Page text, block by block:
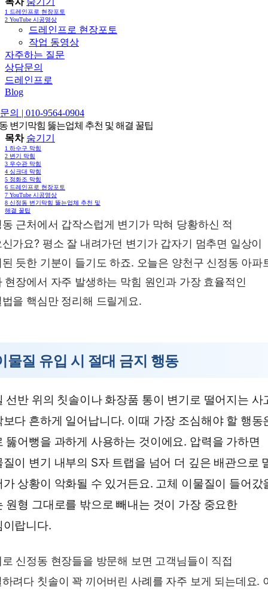
1 드레인프로 현장포토
2 YouTube 시공영상
드레인프로 현장포토
작업 동영상
자주하는 질문
상담문의
드레인프로
Blog
의 | 010-9564-0904
변기막힘 뚫는업체 추천 및 해결 꿀팁
목차 숨기기
1 하수구 막힘
2 변기 막힘
3 우수관 막힘
4 싱크대 막힘
5 정화조 막힘
6 드레인프로 현장포토
7 YouTube 시공영상
8 신정동 변기막힘 뚫는업체 추천 및
해결 꿀팁
근처에서 갑작스럽게 변기가 막혀 당황하신 적
가요? 평소 잘 내려가던 변기가 갑자기 멈추면 일상이
듯한 기분이 들기도 하죠. 오늘은 양천구 신정동 아파
현장에서 자주 발생하는 막힘 원인과 가장 효율적인
을 핵심만 정리해 드릴게요.
물질 유입 시 절대 금지 행동
선반 위의 칫솔이나 화장품 통이 변기로 떨어지는 사
보다 흔하게 일어납니다. 이때 가장 조심해야 할 행동
뚫어뻥을 과하게 사용하는 것이에요. 압력을 가하면
질이 변기 내부의 S자 트랩을 넘어 더 깊은 배관으로
가 상황이 악화될 수 있거든요. 고체 이물질이 들어갔
원형 그대로를 밖으로 빼내는 것이 가장 중요한
이랍니다.
신정동 현장들을 방문해 보면 고객님들이 직접
려다 칫솔이 꽉 끼어버린 사례를 자주 보게 되는데요.